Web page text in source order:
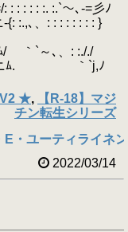
～､-=彡ﾉ
: : : : : : : }
、: :././
｀`j,ﾉ
★,
【R-18】マジ
チン転生シリーズ
E・ユーティライネン
2022/03/14